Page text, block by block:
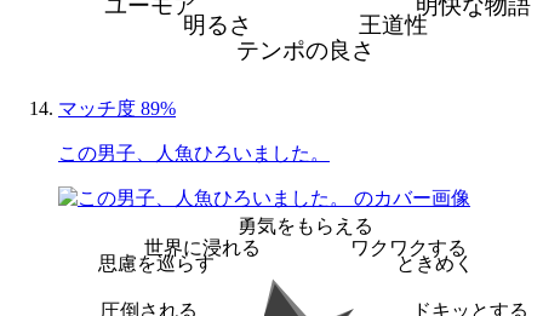
王道性
テンポの良さ
明るさ
マッチ度 89%
この男子、人魚ひろいました。
勇気をもらえる
ワクワクする
ときめく
ドキッとする
圧倒される
思慮を巡らす
世界に浸れる